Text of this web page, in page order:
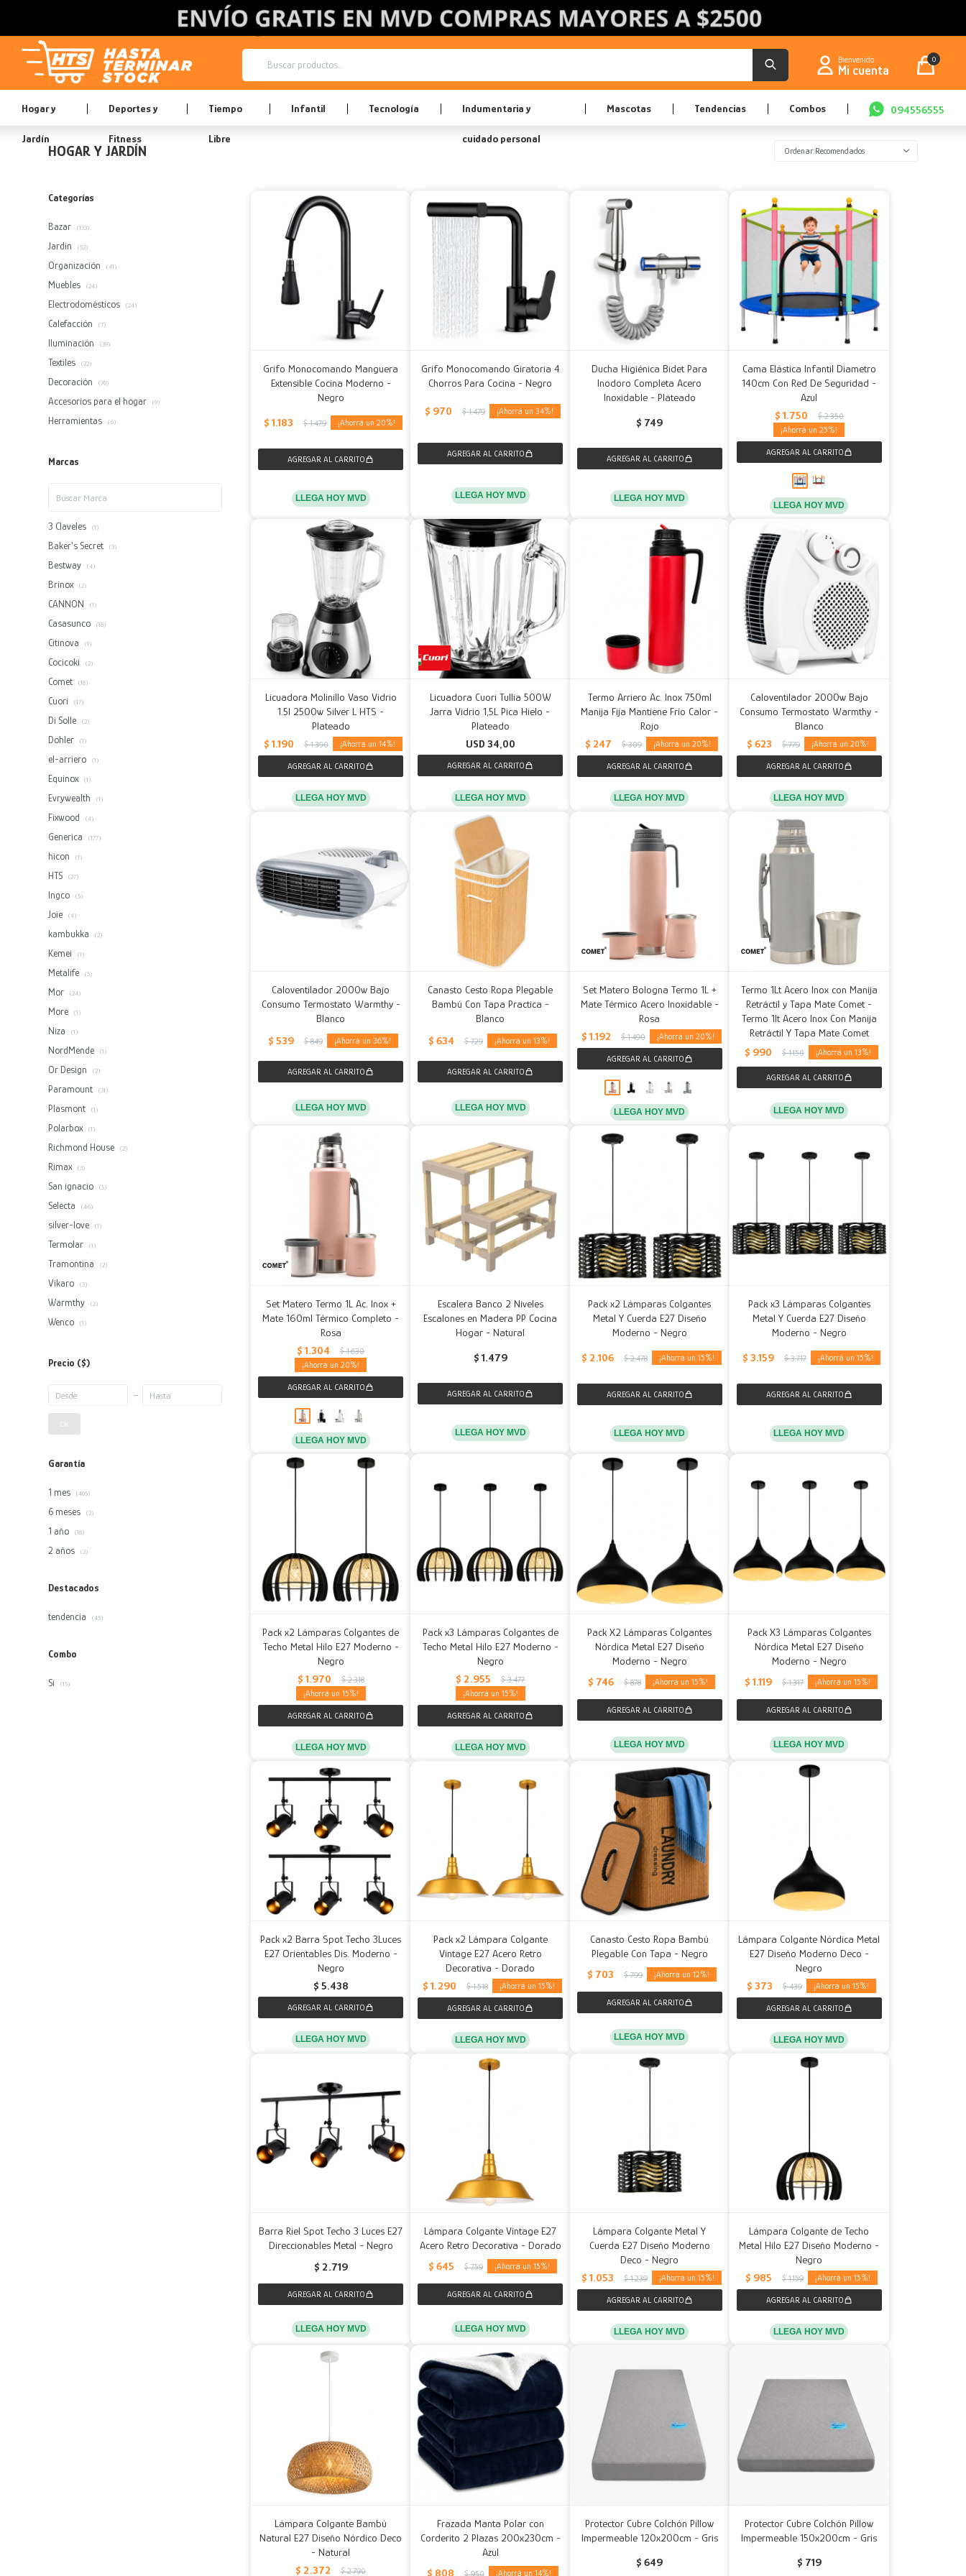
Hogar y
Jardín
Deportes y
Fitness
Tiempo
Libre
Infantil Tecnología Indumentaria y
cuidado personal
Mascotas Tendencias Combos 094556555
0
HOGAR Y JARDÍN Recomendados
Grifo Monocomando Manguera
Extensible Cocina Moderno -
Negro
$ 1.183 $ 1.479 20
LLEGA HOY MVD
Grifo Monocomando Giratoria 4
Chorros Para Cocina - Negro
$ 970 $ 1.479 34
LLEGA HOY MVD
Ducha Higiénica Bidet Para
Inodoro Completa Acero
Inoxidable - Plateado
$ 749
LLEGA HOY MVD
Cama Elástica Infantil Diametro
140cm Con Red De Seguridad -
Azul
$ 1.750 $ 2.350
25
LLEGA HOY MVD
Licuadora Molinillo Vaso Vidrio
1.5l 2500w Silver L HTS -
Plateado
$ 1.190 $ 1.390 14
LLEGA HOY MVD
Licuadora Cuori Tullia 500W
Jarra Vidrio 1,5L Pica Hielo -
Plateado
USD 34,00
LLEGA HOY MVD
Termo Arriero Ac. Inox 750ml
Manija Fija Mantiene Frío Calor -
Rojo
$ 247 $ 309 20
LLEGA HOY MVD
Caloventilador 2000w Bajo
Consumo Termostato Warmthy -
Blanco
$ 623 $ 779 20
LLEGA HOY MVD
Caloventilador 2000w Bajo
Consumo Termostato Warmthy -
Blanco
$ 539 $ 849 36
LLEGA HOY MVD
Canasto Cesto Ropa Plegable
Bambú Con Tapa Practica -
Blanco
$ 634 $ 729 13
LLEGA HOY MVD
Set Matero Bologna Termo 1L +
Mate Térmico Acero Inoxidable -
Rosa
$ 1.192 $ 1.490 20
LLEGA HOY MVD
Termo 1Lt Acero Inox con Manija
Retráctil y Tapa Mate Comet -
Termo 1lt Acero Inox Con Manija
Retráctil Y Tapa Mate Comet
$ 990 $ 1.150 13
LLEGA HOY MVD
Set Matero Termo 1L Ac. Inox +
Mate 160ml Térmico Completo -
Rosa
$ 1.304 $ 1.630
20
LLEGA HOY MVD
Escalera Banco 2 Niveles
Escalones en Madera PP Cocina
Hogar - Natural
$ 1.479
LLEGA HOY MVD
Pack x2 Lámparas Colgantes
Metal Y Cuerda E27 Diseño
Moderno - Negro
$ 2.106 $ 2.478 15
LLEGA HOY MVD
Pack x3 Lámparas Colgantes
Metal Y Cuerda E27 Diseño
Moderno - Negro
$ 3.159 $ 3.717 15
LLEGA HOY MVD
Pack x2 Lámparas Colgantes de
Techo Metal Hilo E27 Moderno -
Negro
$ 1.970 $ 2.318
15
LLEGA HOY MVD
Pack x3 Lámparas Colgantes de
Techo Metal Hilo E27 Moderno -
Negro
$ 2.955 $ 3.477
15
LLEGA HOY MVD
Pack X2 Lámparas Colgantes
Nórdica Metal E27 Diseño
Moderno - Negro
$ 746 $ 878 15
LLEGA HOY MVD
Pack X3 Lámparas Colgantes
Nórdica Metal E27 Diseño
Moderno - Negro
$ 1.119 $ 1.317 15
LLEGA HOY MVD
Pack x2 Barra Spot Techo 3Luces
E27 Orientables Dis. Moderno -
Negro
$ 5.438
LLEGA HOY MVD
Pack x2 Lámpara Colgante
Vintage E27 Acero Retro
Decorativa - Dorado
$ 1.290 $ 1.518 15
LLEGA HOY MVD
Canasto Cesto Ropa Bambú
Plegable Con Tapa - Negro
$ 703 $ 799 12
LLEGA HOY MVD
Lámpara Colgante Nórdica Metal
E27 Diseño Moderno Deco -
Negro
$ 373 $ 439 15
LLEGA HOY MVD
Barra Riel Spot Techo 3 Luces E27
Direccionables Metal - Negro
$ 2.719
LLEGA HOY MVD
Lámpara Colgante Vintage E27
Acero Retro Decorativa - Dorado
$ 645 $ 759 15
LLEGA HOY MVD
Lámpara Colgante Metal Y
Cuerda E27 Diseño Moderno
Deco - Negro
$ 1.053 $ 1.239 15
LLEGA HOY MVD
Lámpara Colgante de Techo
Metal Hilo E27 Diseño Moderno -
Negro
$ 985 $ 1.159 15
LLEGA HOY MVD
Lámpara Colgante Bambú
Natural E27 Diseño Nórdico Deco
- Natural
$ 2.372 $ 2.790
Frazada Manta Polar con
Corderito 2 Plazas 200x230cm -
Azul
$ 808 14
Protector Cubre Colchón Pillow
Impermeable 120x200cm - Gris
$ 649
Protector Cubre Colchón Pillow
Impermeable 150x200cm - Gris
$ 719
Categorías
Bazar (133)
Jardín (52)
Organización (41)
Muebles (24)
Electrodomésticos (24)
Calefacción (7)
Iluminación (39)
Textiles (22)
Decoración (70)
Accesorios para el hogar (9)
Herramientas (6)
Marcas
3 Claveles (1)
Baker's Secret (3)
Bestway (4)
Brinox (2)
CANNON (1)
Casasunco (18)
Citinova (1)
Cocicoki (2)
Comet (18)
Cuori (17)
Di Solle (2)
Dohler (1)
el-arriero (1)
Equinox (1)
Evrywealth (1)
Fixwood (4)
Generica (177)
hicon (1)
HTS (27)
Ingco (5)
Joie (4)
kambukka (2)
Kemei (1)
Metalife (5)
Mor (24)
More (1)
Niza (1)
NordMende (1)
Or Design (2)
Paramount (31)
Plasmont (1)
Polarbox (1)
Richmond House (2)
Rimax (3)
San ignacio (5)
Selecta (46)
silver-love (1)
Termolar (1)
Tramontina (2)
Vikaro (3)
Warmthy (2)
Wenco (1)
Precio ($)
Garantía
1 mes (405)
6 meses (2)
1 año (18)
2 años (2)
Destacados
tendencia (45)
Combo
Si (15)